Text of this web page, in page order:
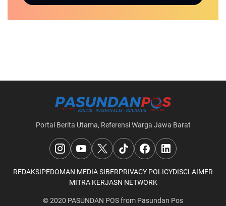
Portal Berita Utama, Referensi Warga Jawa Barat
REDAKSIPEDOMAN MEDIA SIBERPRIVACY POLICYDISCLAIMER
MITRA KERJASN NETWORK
© 2020 PASUNDAN POSfrom Pasundan Pos